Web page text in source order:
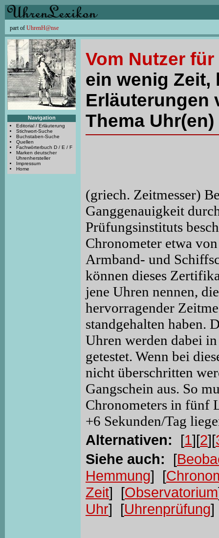
part of UhrenH@nse
Navigation
Editorial / Erläuterung
Stichwort-Suche
Buchstaben-Suche
Quellen
Fachwörterbuch D / E / F
Marken deutscher
Uhrenhersteller
Impressum
Home
Vom Nutzer
ein wenig Zeit,
Erläuterungen
Thema
(griech. Zeitmesser)
Ganggenauigkeit
Prüfungsinstituts
Chronometer etwa
Armband- und
können dieses
jene Uhren nennen,
hervorragender
standgehalten haben.
Uhren werden dabei
getestet. Wenn bei
nicht überschritten
Gangschein aus. So
Chronometers in fünf
+6 Sekunden/Tag
Alternativen: [1][2][
Siehe auch: [
Hemmung] [
Zeit] [Observatorium
Uhr] [Uhrenprüfung]